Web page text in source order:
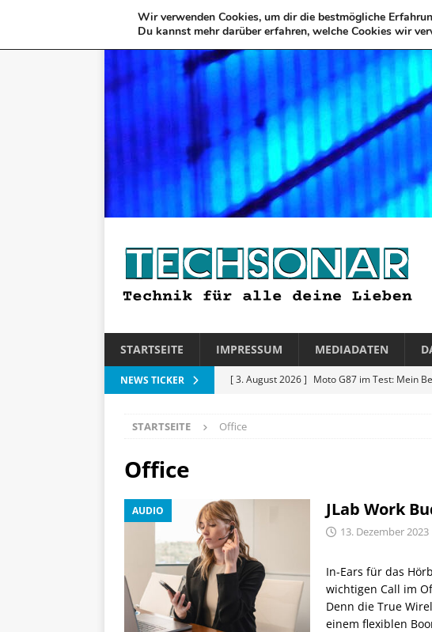
STARTSEITE IMPRESSUM MEDIADATEN
NEWS TICKER [ 3. August 2026 ] Moto G87 im Test: Mein
Lichtakzente
Geldbörse
[ 5. August 2026 ]
Heizkosten sparen: Eve
SMART HOME
STARTSEITE Office
Office
AUDIO JLab Work
13. Dezember 2023
In-Ears für das
wichtigen Call im
Denn die True
einem flexiblen
Wir verwenden Cookies, um dir die bestmögliche
Du kannst mehr darüber erfahren, welche Cookies wir